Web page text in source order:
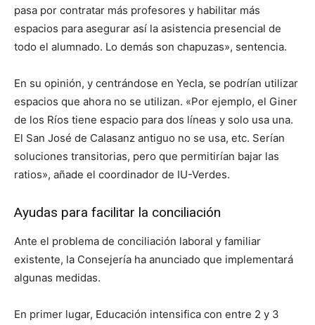
pasa por contratar más profesores y habilitar más
espacios para asegurar así la asistencia presencial de
todo el alumnado. Lo demás son chapuzas», sentencia.
En su opinión, y centrándose en Yecla, se podrían utilizar
espacios que ahora no se utilizan. «Por ejemplo, el Giner
de los Ríos tiene espacio para dos líneas y solo usa una.
El San José de Calasanz antiguo no se usa, etc. Serían
soluciones transitorias, pero que permitirían bajar las
ratios», añade el coordinador de IU-Verdes.
Ayudas para facilitar la conciliación
Ante el problema de conciliación laboral y familiar
existente, la Consejería ha anunciado que implementará
algunas medidas.
En primer lugar, Educación intensifica con entre 2 y 3